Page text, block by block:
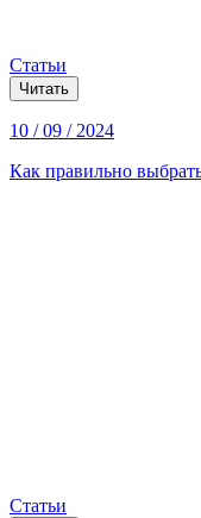
Статьи
Читать
10 / 09 / 2024
Как правильно
Статьи